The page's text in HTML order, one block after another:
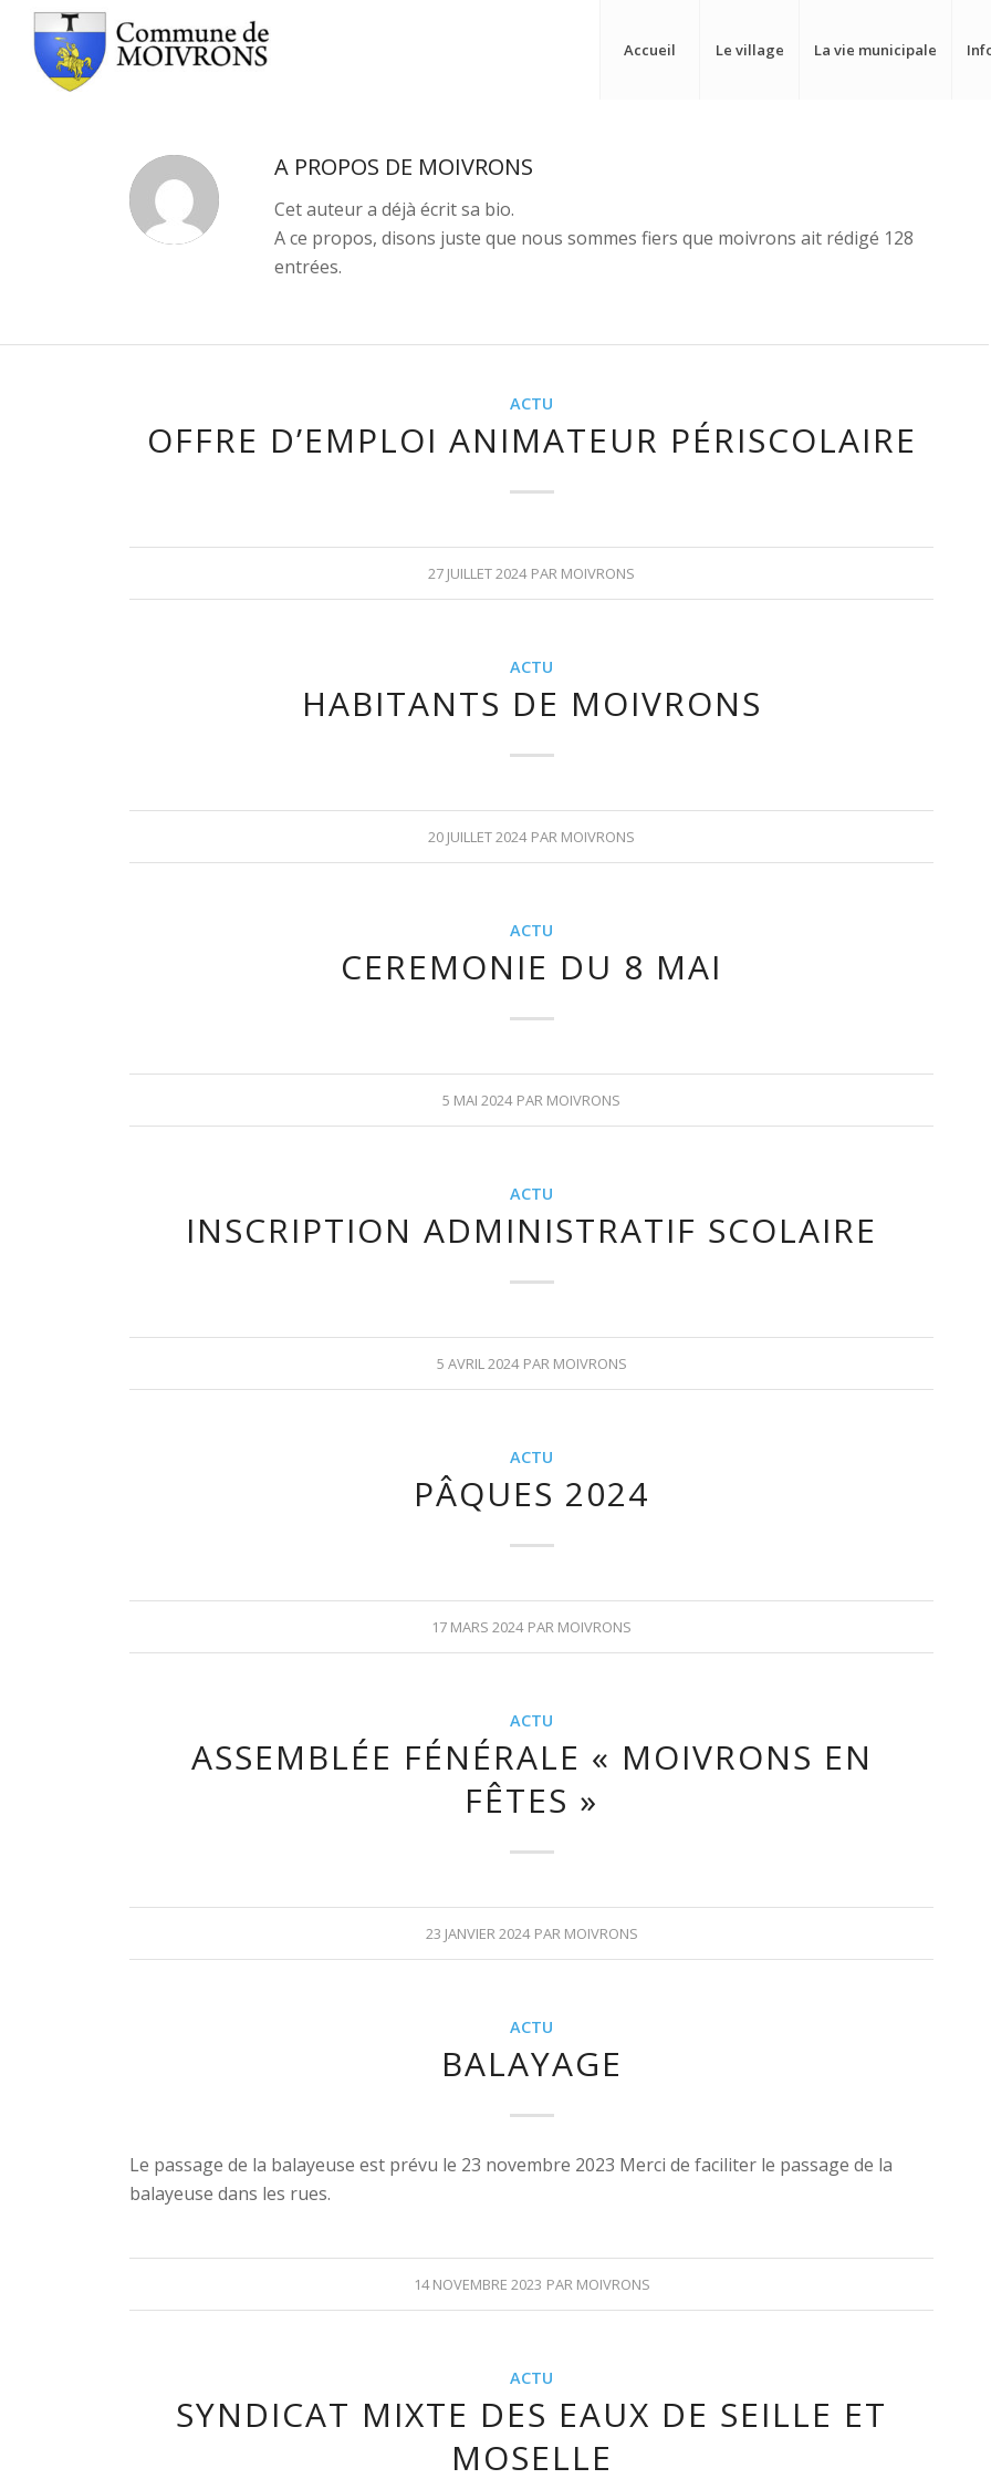
Accueil Le village La vie municipale
A PROPOS DE MOIVRONS
Cet auteur a déjà écrit sa bio.
A ce propos, disons juste que nous sommes fiers que moivrons ait rédigé 128
entrées.
ACTU
OFFRE D’EMPLOI ANIMATEUR PÉRISCOLAIRE
27 JUILLET 2024 PAR MOIVRONS
ACTU
HABITANTS DE MOIVRONS
20 JUILLET 2024 PAR MOIVRONS
ACTU
CEREMONIE DU 8 MAI
5 MAI 2024 PAR MOIVRONS
ACTU
INSCRIPTION ADMINISTRATIF SCOLAIRE
5 AVRIL 2024 PAR MOIVRONS
ACTU
PÂQUES 2024
17 MARS 2024 PAR MOIVRONS
ACTU
ASSEMBLÉE FÉNÉRALE « MOIVRONS EN
FÊTES »
23 JANVIER 2024 PAR MOIVRONS
ACTU
BALAYAGE
Le passage de la balayeuse est prévu le 23 novembre 2023 Merci de faciliter le passage de la
balayeuse dans les rues.
14 NOVEMBRE 2023 PAR MOIVRONS
ACTU
SYNDICAT MIXTE DES EAUX DE SEILLE ET
MOSELLE